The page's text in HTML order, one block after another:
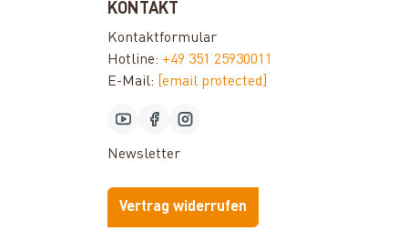
KONTAKT
Kontaktformular
Hotline: +49 351 25930011
E-Mail:
[email protected]
Newsletter
Vertrag widerrufen